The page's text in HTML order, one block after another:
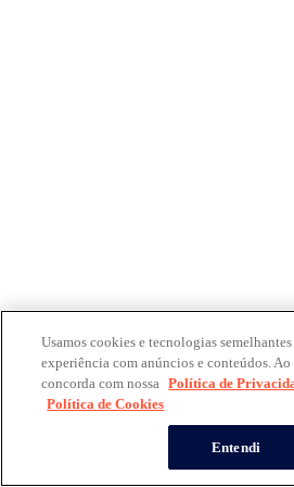
Usamos cookies e tecnologias
experiência com anúncios e conteúdos.
concorda com nossa Política de
Política de Cookies
Entendi